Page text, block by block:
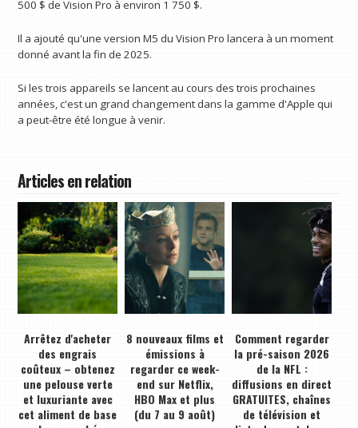
500 $ de Vision Pro à environ 1 750 $.
Il a ajouté qu'une version M5 du Vision Pro lancera à un moment
donné avant la fin de 2025.
Si les trois appareils se lancent au cours des trois prochaines
années, c'est un grand changement dans la gamme d'Apple qui
a peut-être été longue à venir.
Articles en relation
Arrêtez d'acheter
des engrais
coûteux – obtenez
une pelouse verte
et luxuriante avec
cet aliment de base
8 nouveaux films et
émissions à
regarder ce week-
end sur Netflix,
HBO Max et plus
(du 7 au 9 août)
Comment regarder
la pré-saison 2026
de la NFL :
diffusions en direct
GRATUITES, chaînes
de télévision et